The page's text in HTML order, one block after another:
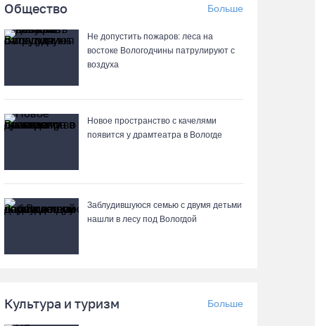
«Алмаз» выиграл у «Красной машины», но
остался без золота космического турнира
бюллетене на выборах в Госдуму
Четырех пьяных водителей и 23 без прав
задержали за сутки вологодские гаишники
05.08.26 / 17:09
Общество Больше
Не допустить пожаров: леса на
востоке Вологодчины патрулируют с
воздуха
Новое пространство с качелями
появится у драмтеатра в Вологде
Заблудившуюся семью с двумя детьми
нашли в лесу под Вологдой
Культура и туризм Больше